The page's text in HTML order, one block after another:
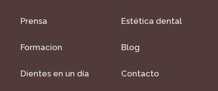
Prensa Estética dental
Formacion Blog
Dientes en un día Contacto